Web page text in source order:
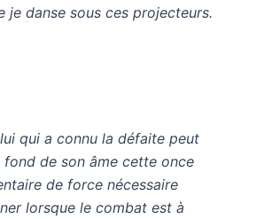
je danse sous ces projecteurs.
qui a connu la défaite peut
fond de son âme cette once
de force nécessaire
lorsque le combat est à